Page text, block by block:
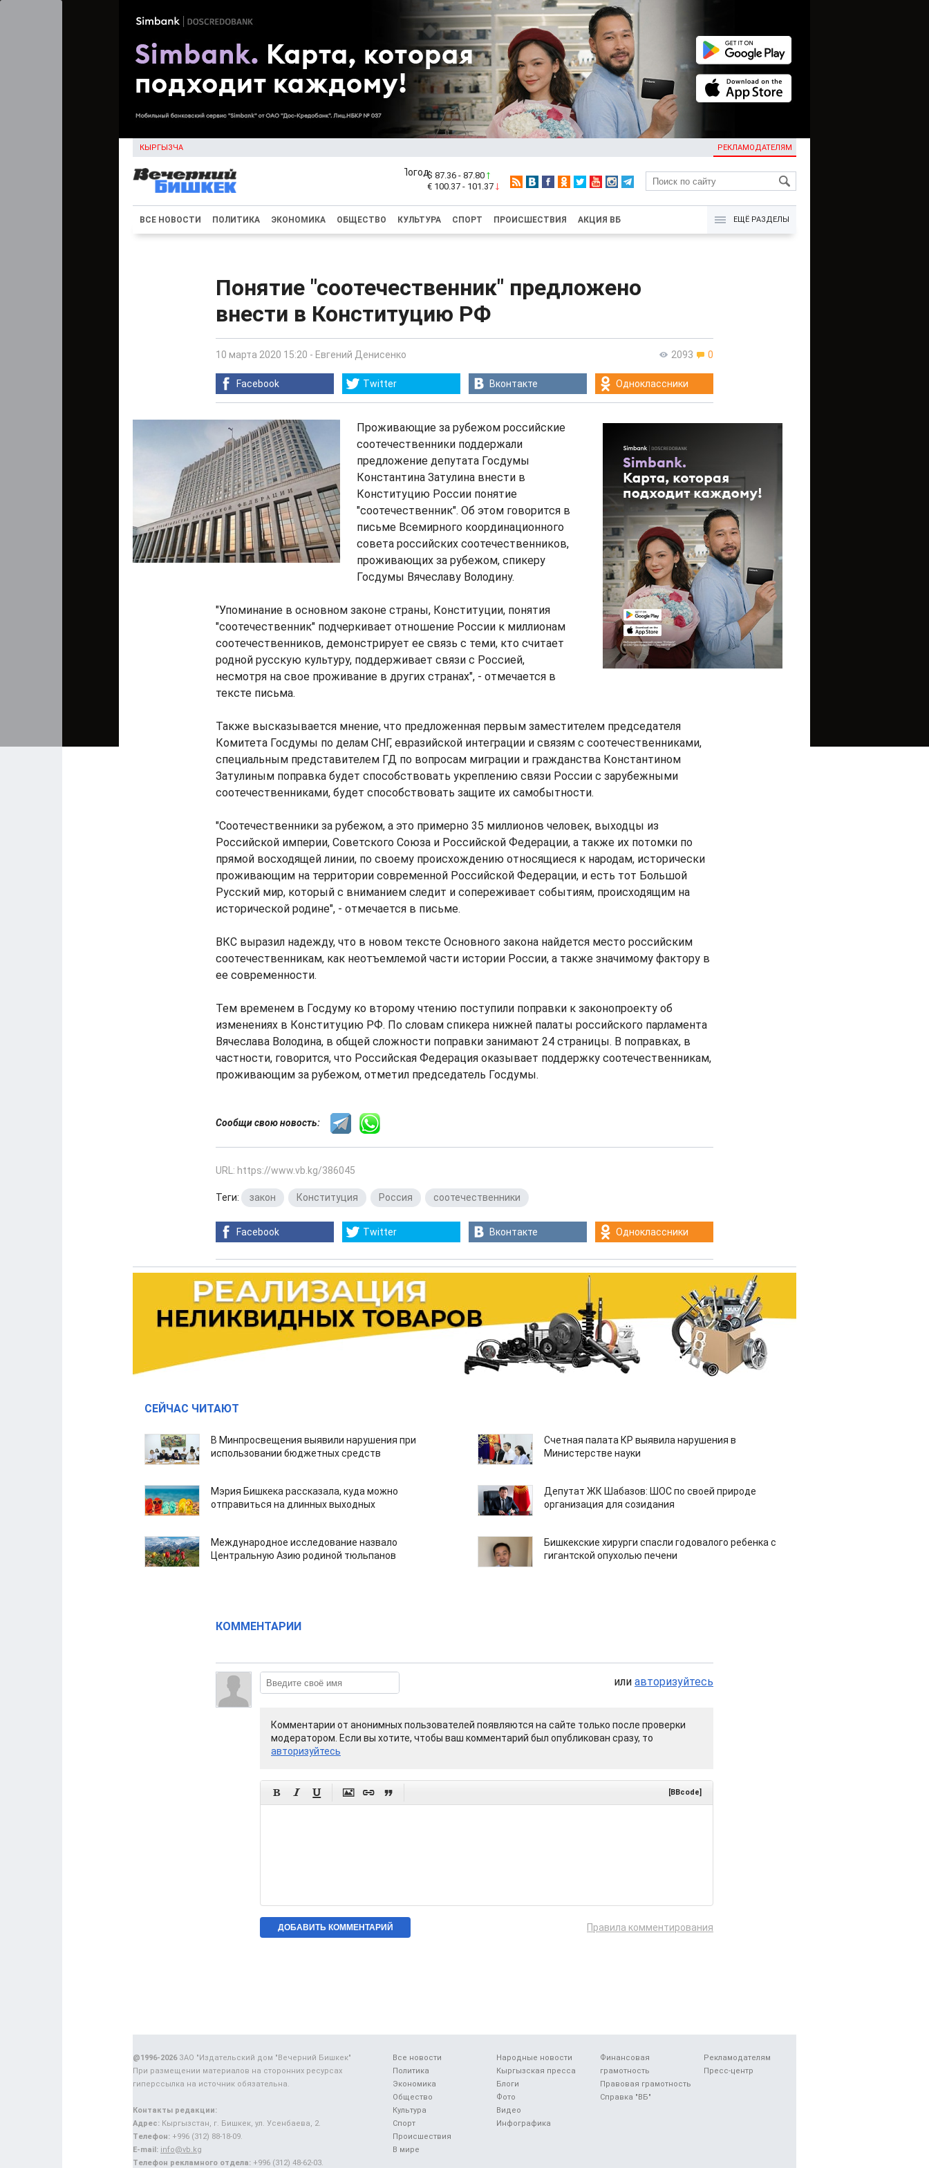
КЫРГЫЗЧА РЕКЛАМОДАТЕЛЯМ
KG
$ 87.36 - 87.80
€ 100.37 - 101.37
ВСЕ НОВОСТИ ПОЛИТИКА ЭКОНОМИКА ОБЩЕСТВО КУЛЬТУРА СПОРТ ПРОИСШЕСТВИЯ АКЦИЯ ВБ ЕЩЁ РАЗДЕЛЫ
Понятие "соотечественник" предложено
внести в Конституцию РФ
2093 0
10 марта 2020 15:20 - Евгений Денисенко
Facebook Twitter Вконтакте Одноклассники
Проживающие за рубежом российские
соотечественники поддержали
предложение депутата Госдумы
Константина Затулина внести в
Конституцию России понятие
"соотечественник". Об этом говорится в
письме Всемирного координационного
совета российских соотечественников,
проживающих за рубежом, спикеру
Госдумы Вячеславу Володину.
"Упоминание в основном законе страны, Конституции, понятия
"соотечественник" подчеркивает отношение России к миллионам
соотечественников, демонстрирует ее связь с теми, кто считает
родной русскую культуру, поддерживает связи с Россией,
несмотря на свое проживание в других странах", - отмечается в
тексте письма.
Также высказывается мнение, что предложенная первым заместителем председателя
Комитета Госдумы по делам СНГ, евразийской интеграции и связям с соотечественниками,
специальным представителем ГД по вопросам миграции и гражданства Константином
Затулиным поправка будет способствовать укреплению связи России с зарубежными
соотечественниками, будет способствовать защите их самобытности.
"Соотечественники за рубежом, а это примерно 35 миллионов человек, выходцы из
Российской империи, Советского Союза и Российской Федерации, а также их потомки по
прямой восходящей линии, по своему происхождению относящиеся к народам, исторически
проживающим на территории современной Российской Федерации, и есть тот Большой
Русский мир, который с вниманием следит и сопереживает событиям, происходящим на
исторической родине", - отмечается в письме.
ВКС выразил надежду, что в новом тексте Основного закона найдется место российским
соотечественникам, как неотъемлемой части истории России, а также значимому фактору в
ее современности.
Тем временем в Госдуму ко второму чтению поступили поправки к законопроекту об
изменениях в Конституцию РФ. По словам спикера нижней палаты российского парламента
Вячеслава Володина, в общей сложности поправки занимают 24 страницы. В поправках, в
частности, говорится, что Российская Федерация оказывает поддержку соотечественникам,
проживающим за рубежом, отметил председатель Госдумы.
Сообщи свою новость:
URL: https://www.vb.kg/386045
Теги: закон Конституция Россия соотечественники
Facebook Twitter Вконтакте Одноклассники
СЕЙЧАС ЧИТАЮТ
В Минпросвещения выявили нарушения при
использовании бюджетных средств
Счетная палата КР выявила нарушения в
Министерстве науки
Мэрия Бишкека рассказала, куда можно
отправиться на длинных выходных
Депутат ЖК Шабазов: ШОС по своей природе
организация для созидания
Международное исследование назвало
Центральную Азию родиной тюльпанов
Бишкекские хирурги спасли годовалого ребенка с
гигантской опухолью печени
КОММЕНТАРИИ
или авторизуйтесь
Комментарии от анонимных пользователей появляются на сайте только после проверки
модератором. Если вы хотите, чтобы ваш комментарий был опубликован сразу, то
авторизуйтесь
      [BBcode]
Правила комментирования
Все новости
Политика
Экономика
Общество
Культура
Спорт
Происшествия
В мире
Народные новости
Кыргызская пресса
Блоги
Фото
Видео
Инфографика
Финансовая
грамотность
Правовая грамотность
Справка "ВБ"
Рекламодателям
Пресс-центр
@1996-2026ЗАО "Издательский дом "Вечерний Бишкек"
При размещении материалов на сторонних ресурсах
гиперссылка на источник обязательна.
Контакты редакции:
Адрес: Кыргызстан, г. Бишкек, ул. Усенбаева, 2.
Телефон: +996 (312) 88-18-09.
E-mail: info@vb.kg
Телефон рекламного отдела: +996 (312) 48-62-03.